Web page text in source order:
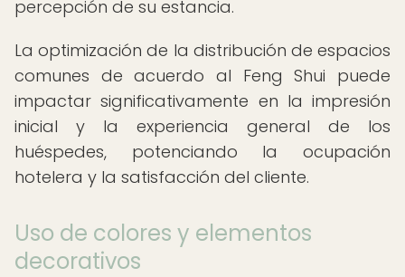
percepción de su estancia.
La optimización de la distribución de espacios
comunes de acuerdo al Feng Shui puede
impactar significativamente en la impresión
inicial y la experiencia general de los
huéspedes, potenciando la ocupación
hotelera y la satisfacción del cliente.
Uso de colores y elementos
decorativos